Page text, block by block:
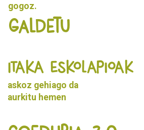
gogoz.
Galdetu
ITAKA ESKOLAPIOAK
askoz gehiago da
aurkitu hemen